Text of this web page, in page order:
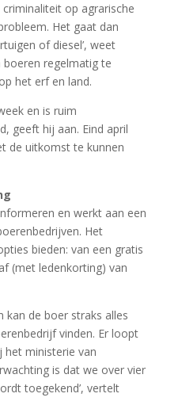
criminaliteit op agrarische
Het gaat dan
of diesel’, weet
boeren regelmatig te
het erf en land.
en is ruim
geeft hij aan. Eind april
de uitkomst te kunnen
en werkt aan een
Het
bieden: van een gratis
(met ledenkorting) van
kan de boer straks alles
vinden. Er loopt
het ministerie van
is dat we over vier
toegekend’, vertelt